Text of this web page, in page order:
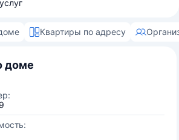
Квартиры по адресу
доме